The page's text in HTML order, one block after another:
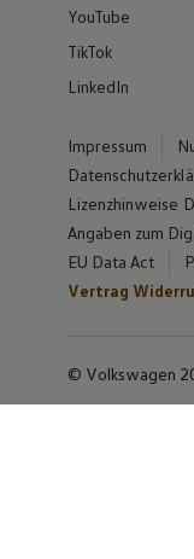
YouTube
TikTok
LinkedIn
Impressum
Lizenzhinweise
Angaben zum
EU Data Act
Vertrag
© Volkswagen